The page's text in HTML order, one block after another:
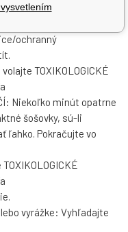
dobre vetraných
ochranný
TOXIKOLOGICKÉ
Niekoľko minút opatrne
šošovky, sú-li
ľahko. Pokračujte vo
vyrážke: Vyhľadajte